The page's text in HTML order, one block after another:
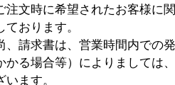
注文時に希望されたお客様に
ております。
、請求書は、営業時間内での
かる場合等）によりましては
います。